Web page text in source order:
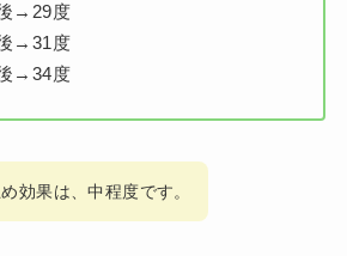
→29度
→31度
→34度
効果は、中程度です。